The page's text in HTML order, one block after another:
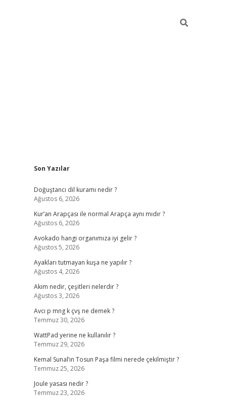
Sidebar
Son Yazılar
Doğuştancı dil kuramı nedir ?
Ağustos 6, 2026
Kur’an Arapçası ile normal Arapça aynı mıdır ?
Ağustos 6, 2026
Avokado hangi organımıza iyi gelir ?
Ağustos 5, 2026
Ayakları tutmayan kuşa ne yapılır ?
Ağustos 4, 2026
Akım nedir, çeşitleri nelerdir ?
Ağustos 3, 2026
Avcı p mng k çvş ne demek ?
Temmuz 30, 2026
WattPad yerine ne kullanılır ?
Temmuz 29, 2026
Kemal Sunal’ın Tosun Paşa filmi nerede çekilmiştir ?
Temmuz 25, 2026
Joule yasası nedir ?
Temmuz 23, 2026